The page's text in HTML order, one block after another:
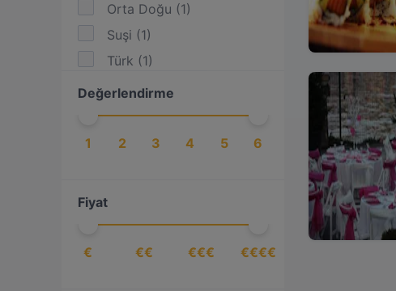
Orta Doğu (1)
Suşi (1)
Türk (1)
Değerlendirme
1 2 3 4 5 6
Fiyat
€ €€ €€€ €€€€